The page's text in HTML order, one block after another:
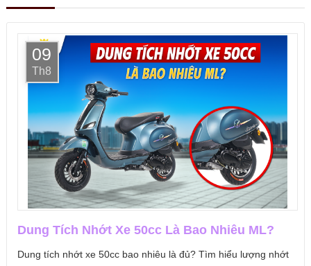
09
Th8
Dung Tích Nhớt Xe 50cc Là Bao Nhiêu ML?
Dung tích nhớt xe 50cc bao nhiêu là đủ? Tìm hiểu lượng nhớt